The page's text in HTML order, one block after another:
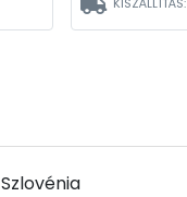
Szlovénia